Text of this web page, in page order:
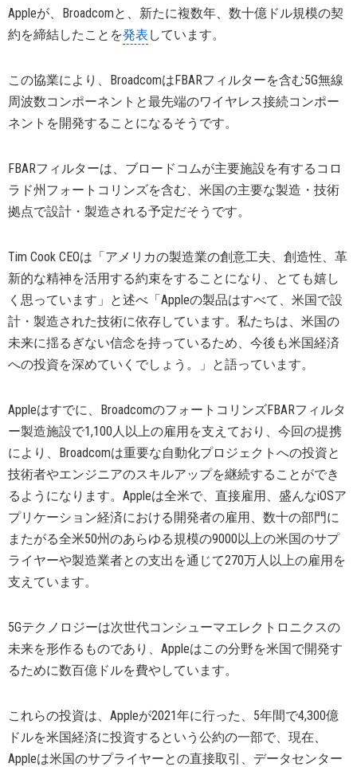
Appleが、Broadcomと、新たに複数年、数十億ドル規模の契
約を締結したことを発表 しています。
この協業により、BroadcomはFBARフィルターを含む5G無線
周波数コンポーネントと最先端のワイヤレス接続コンポー
ネントを開発することになるそうです。
FBARフィルターは、ブロードコムが主要施設を有するコロ
ラド州フォートコリンズを含む、米国の主要な製造・技術
拠点で設計・製造される予定だそうです。
Tim Cook CEOは「アメリカの製造業の創意工夫、創造性、革
新的な精神を活用する約束をすることになり、とても嬉し
く思っています」と述べ「Appleの製品はすべて、米国で設
計・製造された技術に依存しています。私たちは、米国の
未来に揺るぎない信念を持っているため、今後も米国経済
への投資を深めていくでしょう。」と語っています。
Appleはすでに、BroadcomのフォートコリンズFBARフィルタ
ー製造施設で1,100人以上の雇用を支えており、今回の提携
により、Broadcomは重要な自動化プロジェクトへの投資と
技術者やエンジニアのスキルアップを継続することができ
るようになります。Appleは全米で、直接雇用、盛んなiOSア
プリケーション経済における開発者の雇用、数十の部門に
またがる全米50州のあらゆる規模の9000以上の米国のサプ
ライヤーや製造業者との支出を通じて270万人以上の雇用を
支えています。
5Gテクノロジーは次世代コンシューマエレクトロニクスの
未来を形作るものであり、Appleはこの分野を米国で開発す
るために数百億ドルを費やしています。
これらの投資は、Appleが2021年に行った、5年間で4,300億
ドルを米国経済に投資するという公約の一部で、現在、
Appleは米国のサプライヤーとの直接取引、データセンター